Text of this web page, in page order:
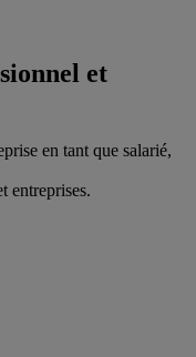
et
en tant que salarié,
entreprises.